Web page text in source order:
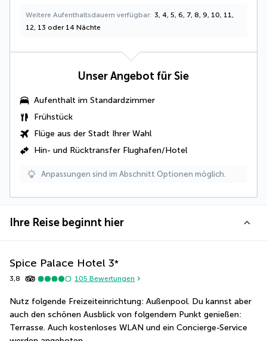
Weitere Aufenthaltsdauern verfügbar 3, 4, 5, 6, 7, 8, 9, 10, 11,
12, 13 oder 14 Nächte
Unser Angebot für Sie
Aufenthalt im Standardzimmer
Frühstück
Flüge aus der Stadt Ihrer Wahl
Hin- und Rücktransfer Flughafen/Hotel
Anpassungen sind im Abschnitt Optionen möglich.
Ihre Reise beginnt hier
Spice Palace Hotel 3*
3,8 105 Bewertungen
Nutz folgende Freizeiteinrichtung: Außenpool. Du kannst aber
auch den schönen Ausblick von folgendem Punkt genießen:
Terrasse. Auch kostenloses WLAN und ein Concierge-Service